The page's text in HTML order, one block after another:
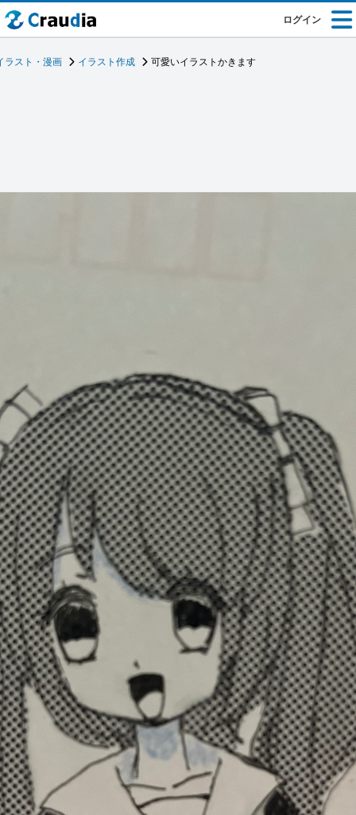
ログイン
ラスト・漫画 イラスト作成 可愛いイラストかきます